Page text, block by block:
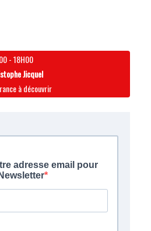
-18H00
Jicquel
à découvrir